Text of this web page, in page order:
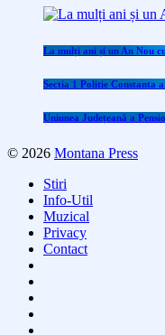
La mulți ani și un An Nou
Sectia 1 Politie Constanta
Uniunea Județeană a
© 2026 Montana Press
Stiri
Info-Util
Muzical
Privacy
Contact